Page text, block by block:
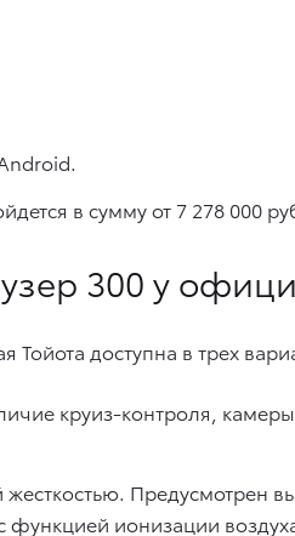
в сумму от 7 278 000
300 у
доступна в трех
круиз-контроля,
Предусмотрен
функцией ионизации